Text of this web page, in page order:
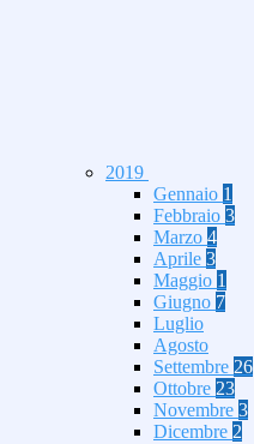
2019
Gennaio 1
Febbraio 3
Marzo 4
Aprile 3
Maggio 1
Giugno 7
Luglio
Agosto
Settembre 26
Ottobre 23
Novembre 3
Dicembre 2